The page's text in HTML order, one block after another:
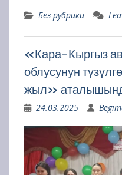
Без рубрики
«Кара-Кыргыз
облусунун
жыл»
24.03.2025